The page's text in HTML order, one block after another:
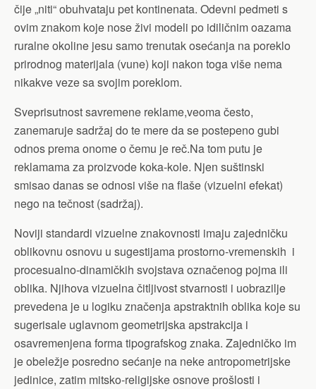
čije „niti“ obuhvataju pet kontinenata. Odevni pedmeti s
ovim znakom koje nose živi modeli po idiličnim oazama
ruralne okoline jesu samo trenutak osećanja na poreklo
prirodnog materijala (vune) koji nakon toga više nema
nikakve veze sa svojim poreklom.
Sveprisutnost savremene reklame,veoma često,
zanemaruje sadržaj do te mere da se postepeno gubi
odnos prema onome o čemu je reč.Na tom putu je
reklamama za proizvode koka-kole. Njen suštinski
smisao danas se odnosi više na flaše (vizuelni efekat)
nego na tečnost (sadržaj).
Noviji standardi vizuelne znakovnosti imaju zajedničku
oblikovnu osnovu u sugestijama prostorno-vremenskih i
procesualno-dinamičkih svojstava označenog pojma ili
oblika. Njihova vizuelna čitljivost stvarnosti i uobrazilje
prevedena je u logiku značenja apstraktnih oblika koje su
sugerisale uglavnom geometrijska apstrakcija i
osavremenjena forma tipografskog znaka. Zajedničko im
je obeležje posredno sećanje na neke antropometrijske
jedinice, zatim mitsko-religijske osnove prošlosti i